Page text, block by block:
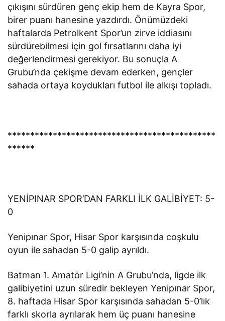
çıkışını sürdüren genç ekip hem de Kayra Spor,
birer puanı hanesine yazdırdı. Önümüzdeki
haftalarda Petrolkent Spor’un zirve iddiasını
sürdürebilmesi için gol fırsatlarını daha iyi
değerlendirmesi gerekiyor. Bu sonuçla A
Grubu’nda çekişme devam ederken, gençler
sahada ortaya koydukları futbol ile alkışı topladı.
**********************************************
******
YENİPINAR SPOR’DAN FARKLI İLK GALİBİYET: 5-
0
Yenipınar Spor, Hisar Spor karşısında coşkulu
oyun ile sahadan 5-0 galip ayrıldı.
Batman 1. Amatör Ligi’nin A Grubu’nda, ligde ilk
galibiyetini uzun süredir bekleyen Yenipınar Spor,
8. haftada Hisar Spor karşısında sahadan 5-0’lık
farklı skorla ayrılarak hem üç puanı hanesine